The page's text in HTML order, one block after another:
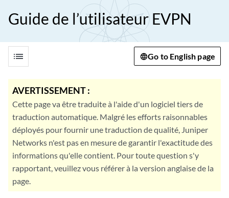
Guide de l’utilisateur EVPN
list Go to English page
AVERTISSEMENT :
Cette page va être traduite à l'aide d'un logiciel tiers de
traduction automatique. Malgré les efforts raisonnables
déployés pour fournir une traduction de qualité, Juniper
Networks n'est pas en mesure de garantir l'exactitude des
informations qu'elle contient. Pour toute question s'y
rapportant, veuillez vous référer à la version anglaise de la
page.